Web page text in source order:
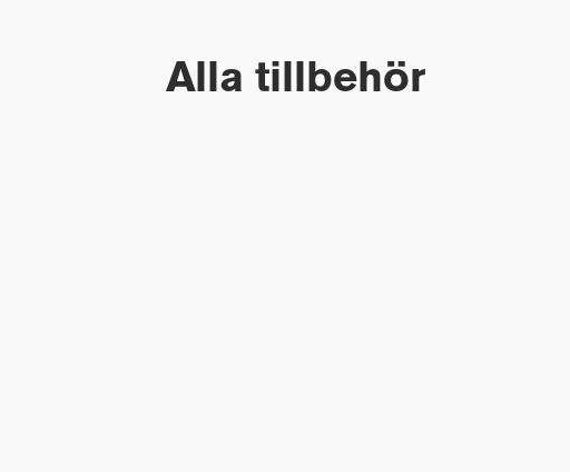
Alla tillbehör